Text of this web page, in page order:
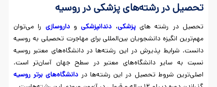
تحصیل در رشته‌های پزشکی در روسیه
تحصیل در رشته هایپزشکی،دندانپزشکیوداروسازی را می‌توان
مهم‌ترین انگیزه دانشجویان بین‌المللی برای مهاجرت تحصیلی به روسیه
دانست. شرایط پذیرش در این رشته‌ها در دانشگاه‌های معتبر روسیه
نسبت به سایر دانشگاه‌های معتبر در سطح جهان آسان‌تر است.
اصلی‌ترین شروط تحصیل در این رشته‌ها دردانشگاه‌های برتر روسیه